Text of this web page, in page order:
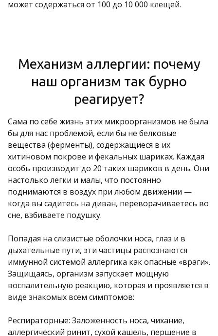
может содержаться от 100 до 10 000 клещей.
Механизм аллергии: почему
наш организм так бурно
реагирует?
Сама по себе жизнь этих микроорганизмов не была
бы для нас проблемой, если бы не белковые
вещества (ферменты), содержащиеся в их
хитиновом покрове и фекальных шариках. Каждая
особь производит до 20 таких шариков в день. Они
настолько легки и малы, что постоянно
поднимаются в воздух при любом движении —
когда вы садитесь на диван, переворачиваетесь во
сне, взбиваете подушку.
Попадая на слизистые оболочки носа, глаз и в
дыхательные пути, эти частицы распознаются
иммунной системой аллергика как опасные «враги».
Защищаясь, организм запускает мощную
воспалительную реакцию, которая и проявляется в
виде знакомых всем симптомов:
Респираторные: Заложенность носа, чихание,
аллергический ринит, сухой кашель, першение в